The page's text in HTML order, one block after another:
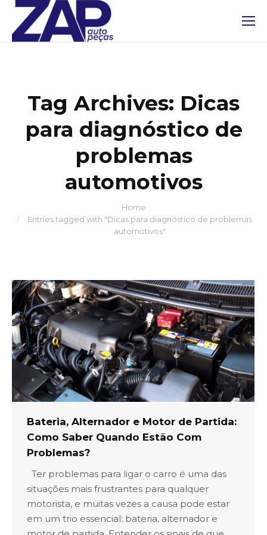
Tag Archives: Dicas
para diagnóstico de
problemas
automotivos
Home
Entries tagged with "Dicas para diagnóstico de problemas
automotivos"
Bateria, Alternador e Motor de Partida:
Como Saber Quando Estão Com
Problemas?
Ter problemas para ligar o carro é uma das
situações mais frustrantes para qualquer
motorista, e muitas vezes a causa pode estar
em um trio essencial: bateria, alternador e